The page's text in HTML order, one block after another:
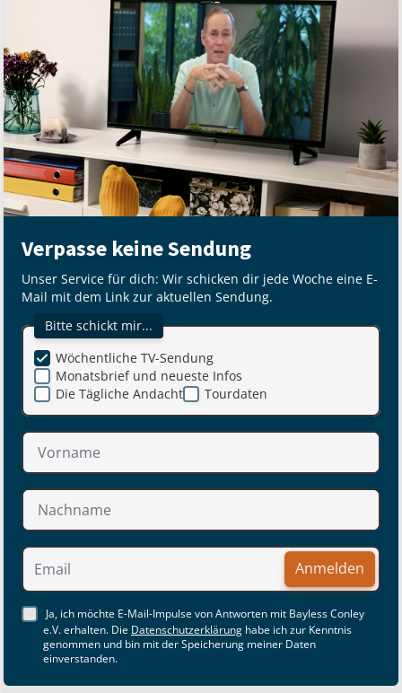
Verpasse keine Sendung
Unser Service für dich: Wir schicken dir jede Woche eine E-
Mail mit dem Link zur aktuellen Sendung.
Bitte schickt mir...
Monatsbrief und neueste Infos
Die Tägliche Andacht
Wöchentliche TV-Sendung
Tourdaten
Anmelden
Ja, ich möchte E-Mail-Impulse von Antworten mit Bayless Conley
e.V. erhalten. Die Datenschutzerklärung habe ich zur Kenntnis
genommen und bin mit der Speicherung meiner Daten
einverstanden.